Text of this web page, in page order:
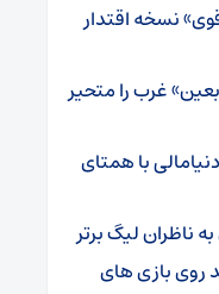
نسخه اقتدار
غرب را متحیر
با همتای
ناظران لیگ برتر
روی بازی های